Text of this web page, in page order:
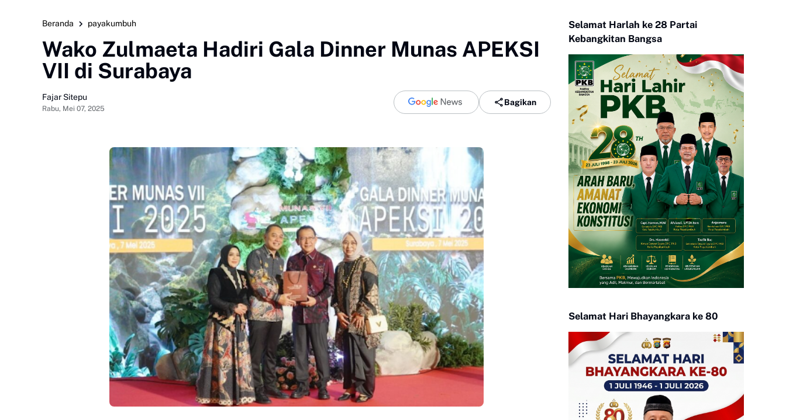
Beranda payakumbuh
Wako Zulmaeta Hadiri Gala Dinner Munas APEKSI
VII di Surabaya
Fajar Sitepu
Rabu, Mei 07, 2025
Bagikan
Selamat Harlah ke 28 Partai
Kebangkitan Bangsa
Selamat Hari Bhayangkara ke 80